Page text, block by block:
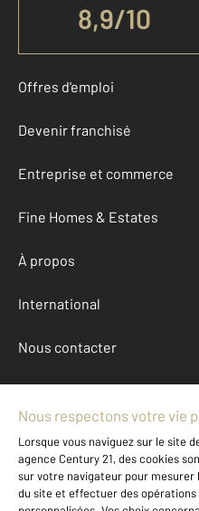
8,9/10
Offres d'emploi
Devenir franchisé
Entreprise et commerce
Fine Homes & Estates
À propos
International
Nous contacter
Mentions légales &
Données